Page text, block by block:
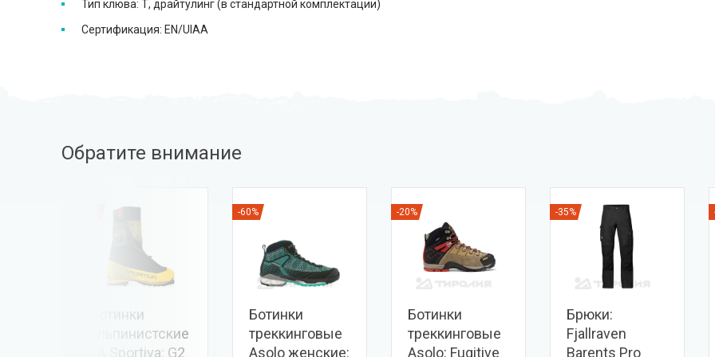
Тип клюва: Т, драйтулинг (в стандартной комплектации)
Сертификация: EN/UIAA
Обратите внимание
Ботинки
альпинистские
LA Sportiva: G2
-60%
Ботинки
треккинговые
Asolo женские:
-20%
Ботинки
треккинговые
Asolo: Fugitive
-35%
Брюки:
Fjallraven
Barents Pro